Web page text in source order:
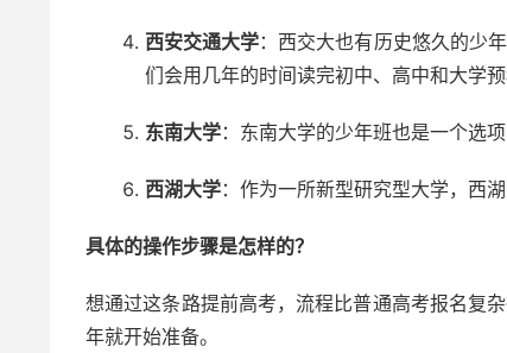
西安交通大学：西交大也有历史悠久的少
们会用几年的时间读完初中、高中和大学预
东南大学：东南大学的少年班也是一个选
西湖大学：作为一所新型研究型大学，西
具体的操作步骤是怎样的？
想通过这条路提前高考，流程比普通高考报名复
年就开始准备。